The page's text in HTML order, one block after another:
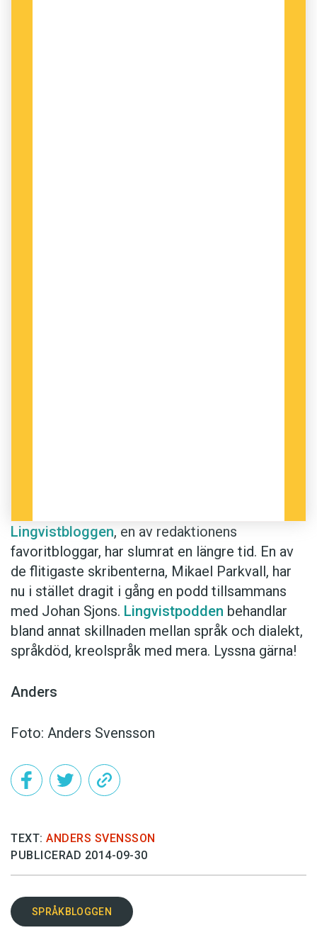
Lingvistbloggen, en av redaktionens
favoritbloggar, har slumrat en längre tid. En av
de flitigaste skribenterna, Mikael Parkvall, har
nu i stället dragit i gång en podd tillsammans
med Johan Sjons. Lingvistpodden behandlar
bland annat skillnaden mellan språk och dialekt,
språkdöd, kreolspråk med mera. Lyssna gärna!
Anders
Foto: Anders Svensson
TEXT: ANDERS SVENSSON
PUBLICERAD 2014-09-30
SPRÅKBLOGGEN